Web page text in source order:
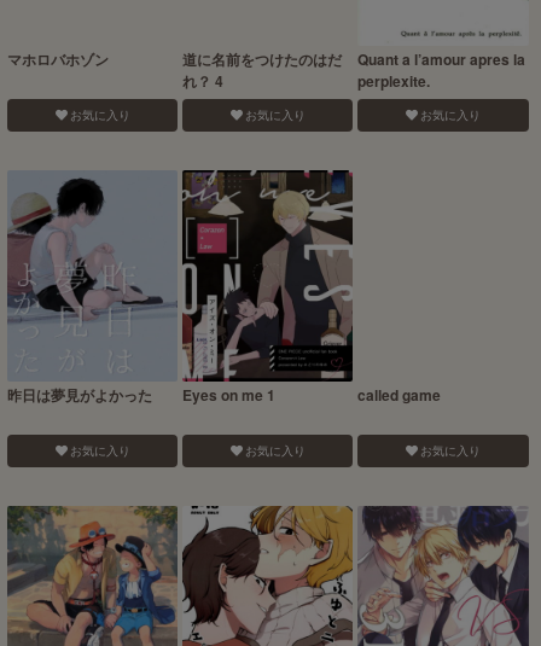
マホロバホゾン
お気に入り
道に名前をつけたのはだ
れ？ 4
お気に入り
Quant a l’amour apres la
perplexite.
お気に入り
昨日は夢見がよかった
お気に入り
Eyes on me 1
お気に入り
called game
お気に入り